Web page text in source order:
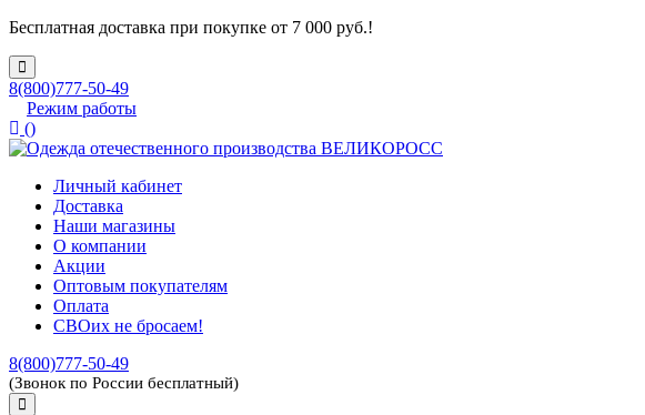
Бесплатная доставка при покупке от 7 000 руб.!
8(800)777-50-49
Режим работы
()
Личный кабинет
Доставка
Наши магазины
О компании
Акции
Оптовым покупателям
Оплата
СВОих не бросаем!
8(800)777-50-49
(Звонок по России бесплатный)